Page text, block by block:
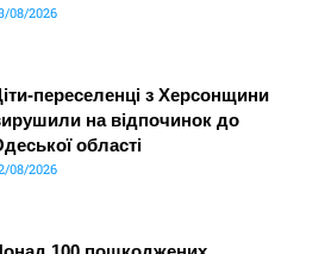
08/2026
переселенці з Херсонщини
на відпочинок до
області
08/2026